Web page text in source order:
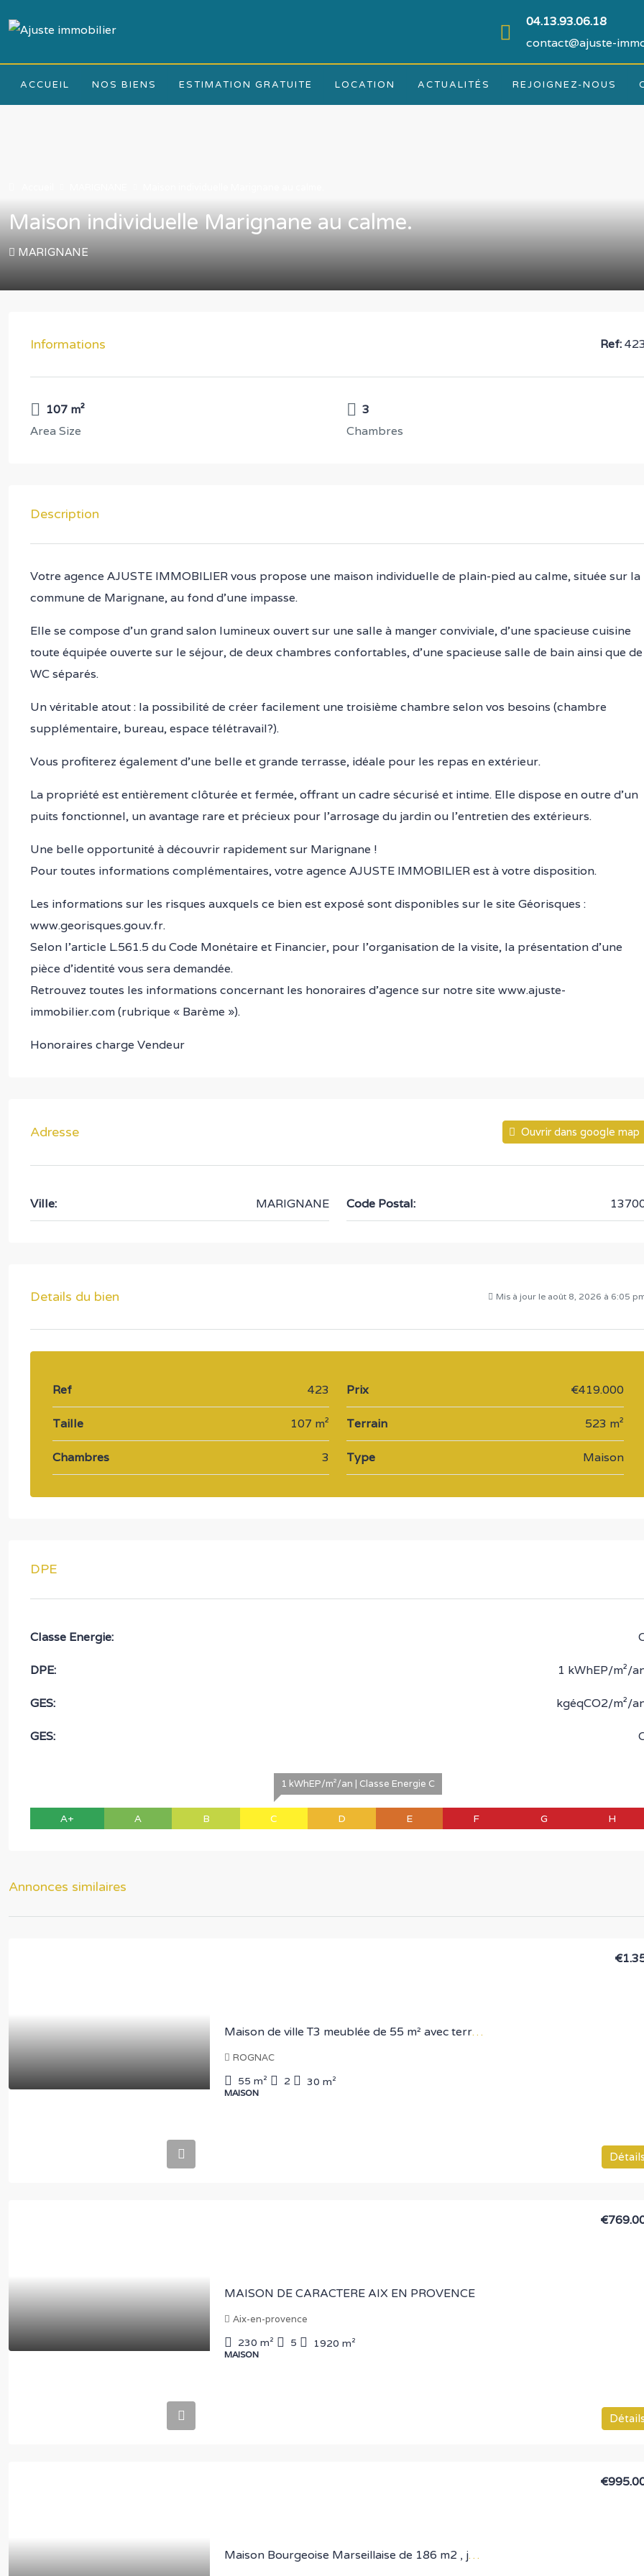
04.13.93.06.18
contact@ajuste-
ACCUEIL NOS BIENS ESTIMATION GRATUITE LOCATION ACTUALITÉS REJOIGNEZ-NOUS
Maison individuelle Marignane au calme.
MARIGNANE
Informations Ref:
107 m²
Area Size
3
Chambres
Description
Votre agence AJUSTE IMMOBILIER vous propose une maison individuelle de plain-pied au calme, située sur la
commune de Marignane, au fond d’une impasse.
Elle se compose d’un grand salon lumineux ouvert sur une salle à manger conviviale, d’une spacieuse cuisine
toute équipée ouverte sur le séjour, de deux chambres confortables, d’une spacieuse salle de bain ainsi que de
WC séparés.
Un véritable atout : la possibilité de créer facilement une troisième chambre selon vos besoins (chambre
supplémentaire, bureau, espace télétravail?).
Vous profiterez également d’une belle et grande terrasse, idéale pour les repas en extérieur.
La propriété est entièrement clôturée et fermée, offrant un cadre sécurisé et intime. Elle dispose en outre d’un
puits fonctionnel, un avantage rare et précieux pour l’arrosage du jardin ou l’entretien des extérieurs.
Une belle opportunité à découvrir rapidement sur Marignane !
Pour toutes informations complémentaires, votre agence AJUSTE IMMOBILIER est à votre disposition.
Les informations sur les risques auxquels ce bien est exposé sont disponibles sur le site Géorisques :
www.georisques.gouv.fr.
Selon l’article L.561.5 du Code Monétaire et Financier, pour l’organisation de la visite, la présentation d’une
pièce d’identité vous sera demandée.
Retrouvez toutes les informations concernant les honoraires d’agence sur notre site www.ajuste-
immobilier.com (rubrique « Barème »).
Honoraires charge Vendeur
Adresse Ouvrir dans google map
Ville: MARIGNANE Code Postal:
Details du bien Mis à jour le août 8, 2026 à 6:05
Ref 423 Prix €419.000
Taille 107 m² Terrain 523 m²
Chambres 3 Type Maison
DPE
Classe Energie:
DPE: 1 kWhEP/m²/
GES: kgéqCO2/m²/
GES:
A+ A B
1 kWhEP/m²/an | Classe Energie C
C D E F G H
Annonces similaires
Maison de ville T3 meublée de 55 m² avec terrasse et parking ? Centre-ville de Rognac
ROGNAC
55 m² 2 30 m²
MAISON
MAISON DE CARACTERE AIX EN PROVENCE
Aix-en-provence
230 m² 5 1920 m²
MAISON
Maison Bourgeoise Marseillaise de 186 m2 , jardin, piscine.